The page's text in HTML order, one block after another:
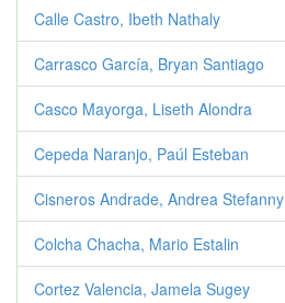
Calle Castro, Ibeth Nathaly
Carrasco García, Bryan Santiago
Casco Mayorga, Liseth Alondra
Cepeda Naranjo, Paúl Esteban
Cisneros Andrade, Andrea Stefanny
Colcha Chacha, Mario Estalin
Cortez Valencia, Jamela Sugey